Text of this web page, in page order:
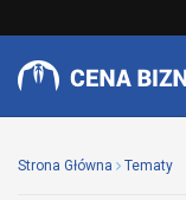
Strona Główna Tematy